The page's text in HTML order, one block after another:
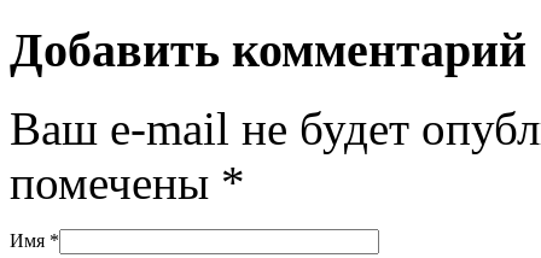
Добавить комментарий
Ваш e-mail не будет
помечены *
Имя *